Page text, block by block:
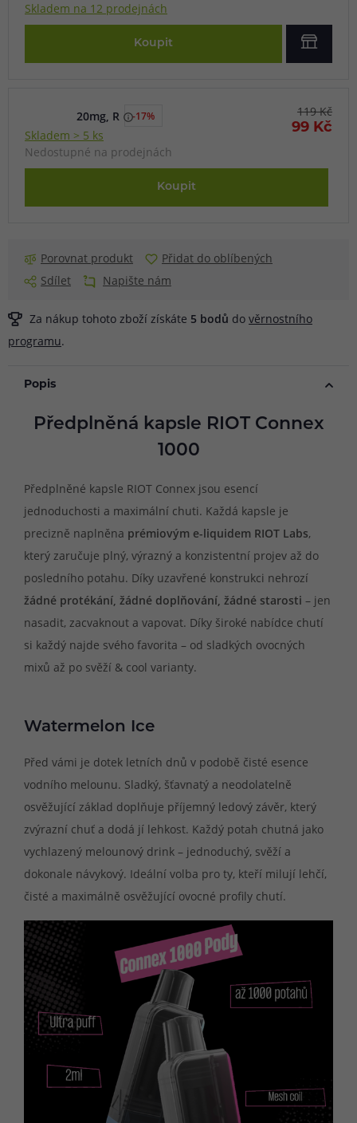
Skladem na 12 prodejnách
Koupit
20mg, R -17%
Skladem > 5 ks
Nedostupné na prodejnách
119 Kč
99 Kč
Koupit
Porovnat produkt
Přidat do oblíbených
Sdílet
Napište nám
Za nákup tohoto zboží získáte 5 bodů do věrnostního
programu.
Popis
Předplněná kapsle RIOT Connex
1000
Předplněné kapsle RIOT Connex jsou esencí
jednoduchosti a maximální chuti. Každá kapsle je
precizně naplněna prémiovým e-liquidem RIOT Labs,
který zaručuje plný, výrazný a konzistentní projev až do
posledního potahu. Díky uzavřené konstrukci nehrozí
žádné protékání, žádné doplňování, žádné starosti – jen
nasadit, zacvaknout a vapovat. Díky široké nabídce chutí
si každý najde svého favorita – od sladkých ovocných
mixů až po svěží & cool varianty.
Watermelon Ice
Před vámi je dotek letních dnů v podobě čisté esence
vodního melounu. Sladký, šťavnatý a neodolatelně
osvěžující základ doplňuje příjemný ledový závěr, který
zvýrazní chuť a dodá jí lehkost. Každý potah chutná jako
vychlazený melounový drink – jednoduchý, svěží a
dokonale návykový. Ideální volba pro ty, kteří milují lehčí,
čisté a maximálně osvěžující ovocné profily chutí.